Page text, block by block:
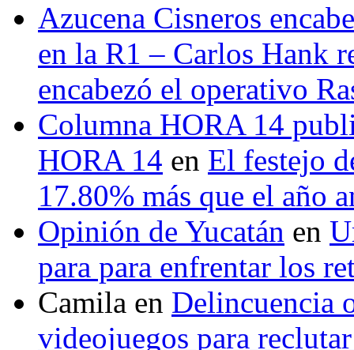
Azucena Cisneros
en la R1 – Carlos Hank
encabezó el operativo
Columna HORA 14
HORA 14 en El festejo
17.80% más que el año
Opinión de Yucatán en
para para enfrentar los
Camila en Delincuencia
videojuegos para